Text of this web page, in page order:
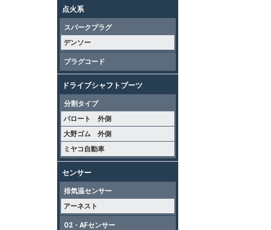
点火系
スパークプラグ
デンソー
プラグコード
ドライブシャフトブーツ
分割タイプ
パロート 外側
大野ゴム 外側
ミヤコ自動車
センサー
排気温センサー
アーネスト
O2・AFセンサー